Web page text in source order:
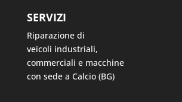
SERVIZI
Riparazione di
veicoli industriali,
commerciali e macchine
con sede a Calcio (BG)